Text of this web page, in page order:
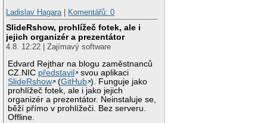
Ladislav Hagara | Komentářů: 0
SlideRshow, prohlížeč fotek, ale i
jejich organizér a prezentátor
4.8. 12:22 | Zajímavý software
Edvard Rejthar na blogu zaměstnanců
CZ.NIC představil
svou aplikaci
SlideRshow
(GitHub ). Funguje jako
prohlížeč fotek, ale i jako jejich
organizér a prezentátor. Neinstaluje se,
běží přímo v prohlížeči. Bez serveru.
Offline.